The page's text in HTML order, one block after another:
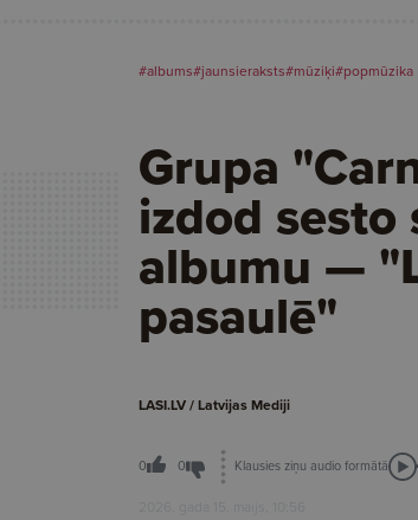
#albums#jaunsieraksts#mūziķi#popmūzika
Grupa
izdod sesto
albumu —
pasaulē"
LASI.LV / Latvijas Mediji
0 0 Klausies ziņu audio formātā
2026. gada 15. maijs, 10:56